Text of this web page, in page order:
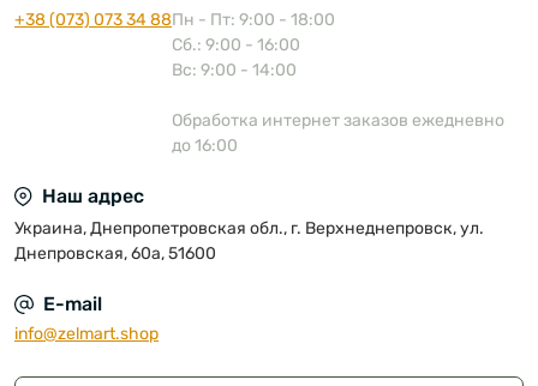
+38 (073) 073 34 88Пн - Пт: 9:00 - 18:00
Сб.: 9:00 - 16:00
Вс: 9:00 - 14:00
Обработка интернет заказов ежедневно
до 16:00
Наш адрес
Украина, Днепропетровская обл., г. Верхнеднепровск, ул.
Днепровская, 60а, 51600
E-mail
info@zelmart.shop